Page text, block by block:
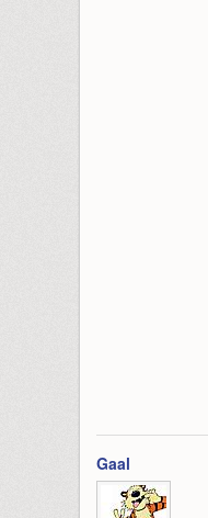
Gaal